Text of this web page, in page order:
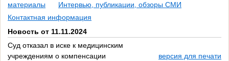
материалы
Интервью, публикации, обзоры СМИ
Контактная информация
Новость от 11.11.2024
Суд отказал в иске к медицинским
учреждениям о компенсации
версия для печати